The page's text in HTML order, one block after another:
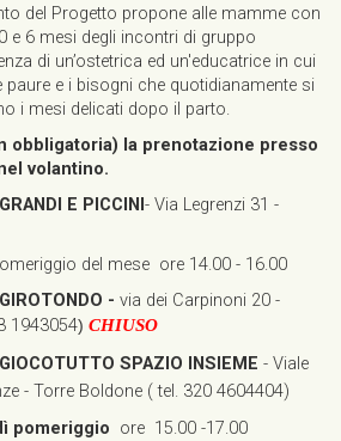
del Progetto propone alle mamme con
e 6 mesi degli incontri di gruppo
di un’ostetrica ed un'educatrice in cui
paure e i bisogni che quotidianamente si
i mesi delicati dopo il parto.
obbligatoria) la prenotazione presso
volantino.
E PICCINI - Via Legrenzi 31 -
del mese ore 14.00 - 16.00
- via dei Carpinoni 20 -
1943054) CHIUSO
SPAZIO INSIEME - Viale
- Torre Boldone (tel. 320 4604404)
pomeriggio ore 15.00 -17.00